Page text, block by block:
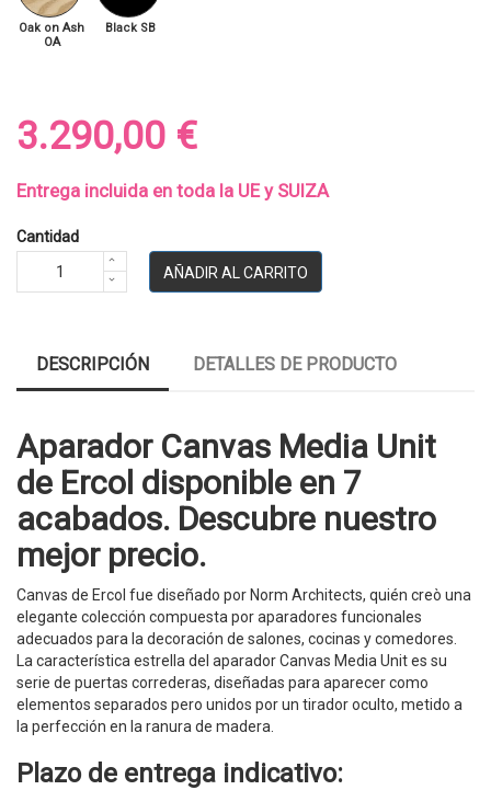
Oak on Ash
OA
Black SB
3.290,00 €
Entrega incluida en toda la UE y SUIZA
Cantidad
AÑADIR AL CARRITO
DESCRIPCIÓN DETALLES DE PRODUCTO
Aparador Canvas Media Unit
de Ercol disponible en 7
acabados. Descubre nuestro
mejor precio.
Canvas de Ercol fue diseñado por Norm Architects, quién creò una
elegante colección compuesta por aparadores funcionales
adecuados para la decoración de salones, cocinas y comedores.
La característica estrella del aparador Canvas Media Unit es su
serie de puertas correderas, diseñadas para aparecer como
elementos separados pero unidos por un tirador oculto, metido a
la perfección en la ranura de madera.
Plazo de entrega indicativo: